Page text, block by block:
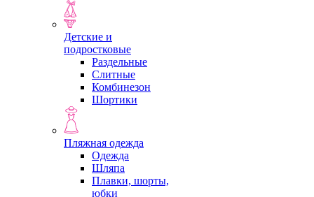
Детские и
подростковые
Раздельные
Слитные
Комбинезон
Шортики
Пляжная одежда
Одежда
Шляпа
Плавки, шорты,
юбки